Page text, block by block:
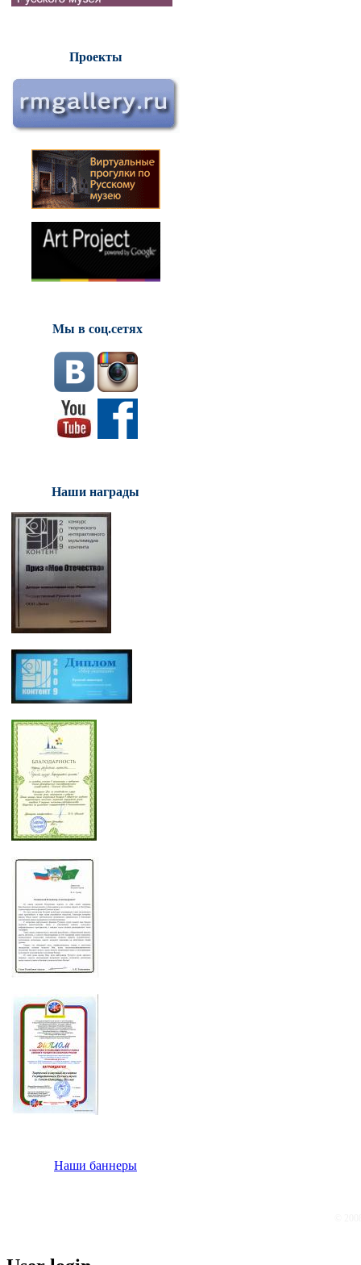
Проекты
Мы в соц.сетях
Наши награды
Наши баннеры